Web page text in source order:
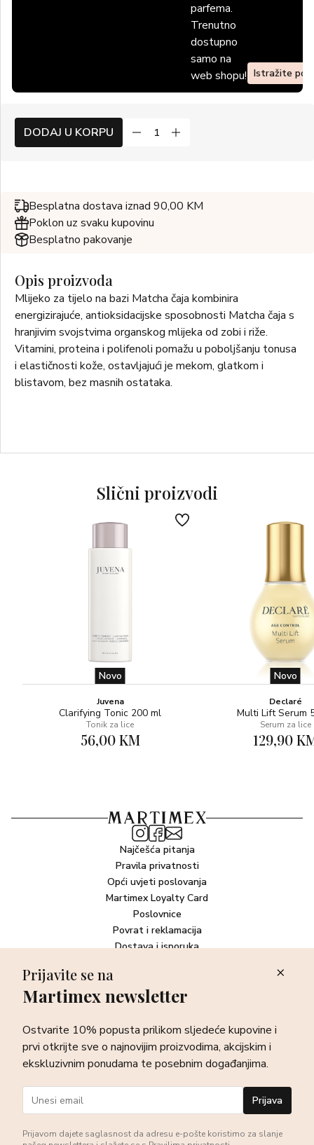
parfema.
Trenutno
dostupno
samo na
web shopu! Istražite
DODAJ U KORPU
Besplatna dostava iznad 90,00 KM
Poklon uz svaku kupovinu
Besplatno pakovanje
Opis proizvoda
Mlijeko za tijelo na bazi Matcha čaja kombinira
energizirajuće, antioksidacijske sposobnosti Matcha čaja s
hranjivim svojstvima organskog mlijeka od zobi i riže.
Vitamini, proteina i polifenoli pomažu u poboljšanju tonusa
i elastičnosti kože, ostavljajući je mekom, glatkom i
blistavom, bez masnih ostataka.
Slični proizvodi
Novo
Juvena
Clarifying Tonic 200 ml
Tonik za lice
56,00 KM
Novo
Declaré
Multi Lift Serum
Serum za lice
129,90
Najčešća pitanja
Pravila privatnosti
Opći uvjeti poslovanja
Martimex Loyalty Card
Poslovnice
Povrat i reklamacija
Dostava i isporuka
Newsletter
sve o najnovijim proizvodima, akcijskim i ekskluzivnim
ponudama te posebnim događanjima.
Prijava
Prijavite se na
Martimex newsletter
Ostvarite 10% popusta prilikom sljedeće kupovine i
prvi otkrijte sve o najnovijim proizvodima, akcijskim i
ekskluzivnim ponudama te posebnim događanjima.
Prijava
Prijavom dajete saglasnost da adresu e-pošte koristimo za slanje